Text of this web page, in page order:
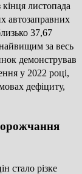
листопада
автозаправних
37,67
за весь
демонстрував
у 2022 році,
дефіциту,
стало різке